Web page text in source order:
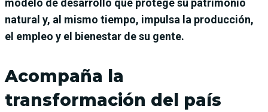
modelo de desarrollo que protege su patrimonio
natural y, al mismo tiempo, impulsa la producción,
el empleo y el bienestar de su gente.
Acompaña la
transformación del país